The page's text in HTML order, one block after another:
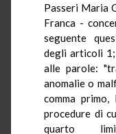
Passeri Maria
Franca -
seguente
degli articoli
alle parole:
anomalie o
comma
procedure di
quarto